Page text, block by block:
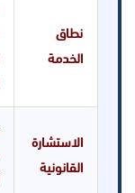
نطاق
الخدمة
الاستشارة
القانونية